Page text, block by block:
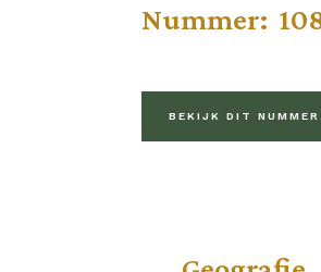
Nummer:
BEKIJK DIT NUMMER